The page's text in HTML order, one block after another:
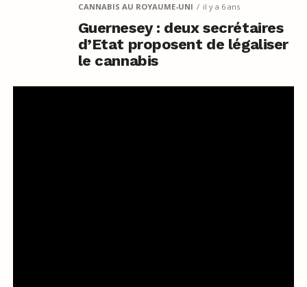
CANNABIS AU ROYAUME-UNI il y a 6 ans
Guernesey : deux secrétaires
d’Etat proposent de légaliser
le cannabis